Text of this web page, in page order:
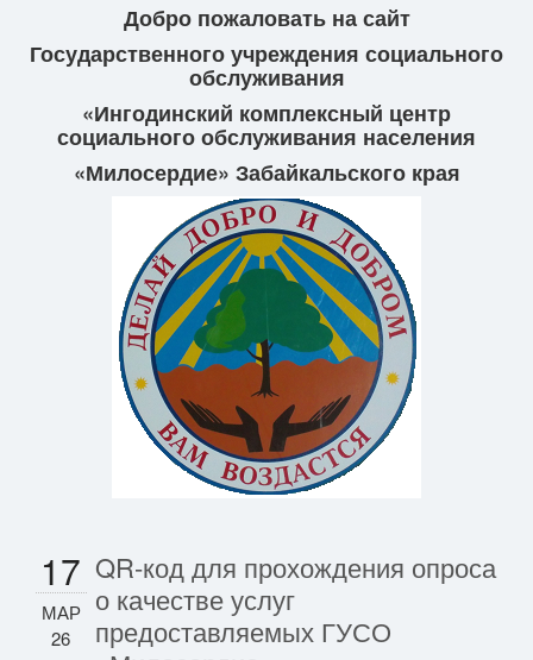
Добро пожаловать на сайт
Государственного учреждения социального
обслуживания
«Ингодинский комплексный центр
социального обслуживания населения
«Милосердие» Забайкальского края
17
МАР
26
QR-код для прохождения опроса
о качестве услуг
предоставляемых ГУСО